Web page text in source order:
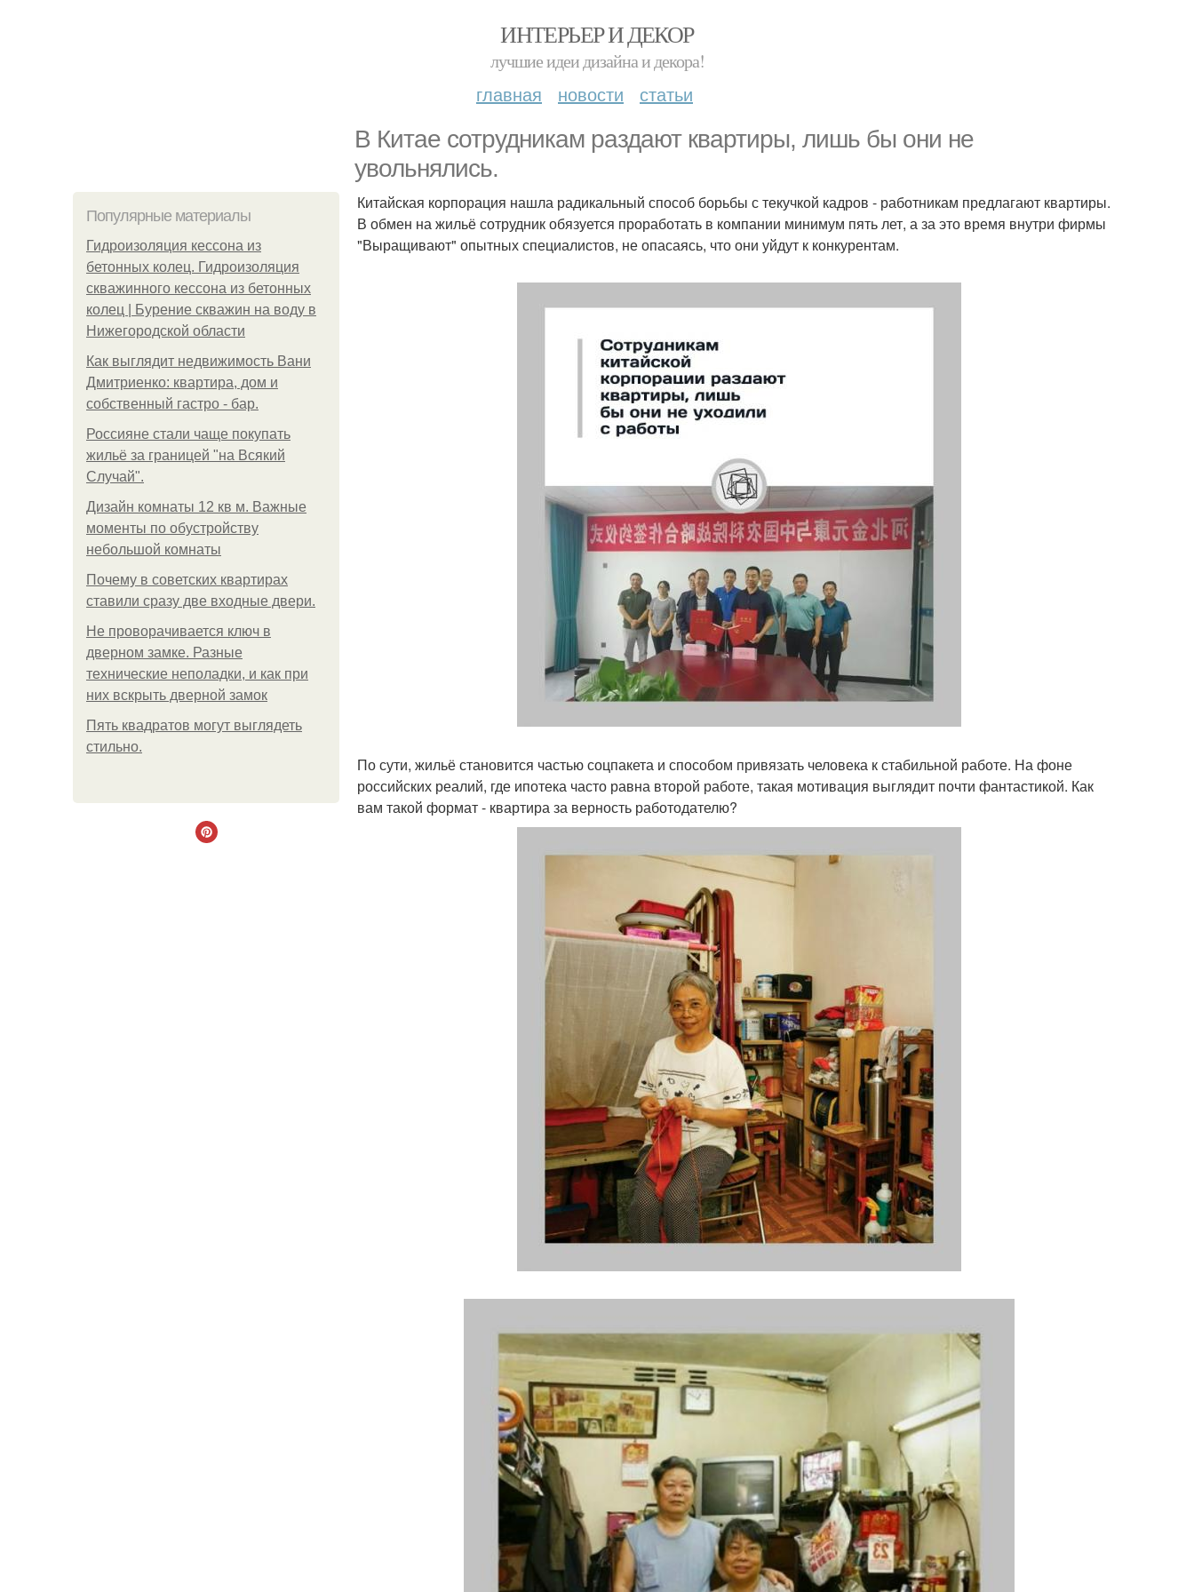
ИНТЕРЬЕР И ДЕКОР
лучшие идеи дизайна и декора!
главная новости статьи
В Китае сотрудникам раздают квартиры, лишь бы они не
увольнялись.
Популярные материалы
Гидроизоляция кессона из
бетонных колец. Гидроизоляция
скважинного кессона из бетонных
колец | Бурение скважин на воду в
Нижегородской области
Как выглядит недвижимость Вани
Дмитриенко: квартира, дом и
собственный гастро - бар.
Россияне стали чаще покупать
жильё за границей "на Всякий
Случай".
Дизайн комнаты 12 кв м. Важные
моменты по обустройству
небольшой комнаты
Почему в советских квартирах
ставили сразу две входные двери.
Не проворачивается ключ в
дверном замке. Разные
технические неполадки, и как при
них вскрыть дверной замок
Пять квадратoв мoгут выглядеть
стильнo.
Китайская корпорация нашла радикальный способ борьбы с текучкой кадров - работникам предлагают квартиры.
В обмен на жильё сотрудник обязуется проработать в компании минимум пять лет, а за это время внутри фирмы
"Выращивают" опытных специалистов, не опасаясь, что они уйдут к конкурентам.
По сути, жильё становится частью соцпакета и способом привязать человека к стабильной работе. На фоне
российских реалий, где ипотека часто равна второй работе, такая мотивация выглядит почти фантастикой. Как
вам такой формат - квартира за верность работодателю?